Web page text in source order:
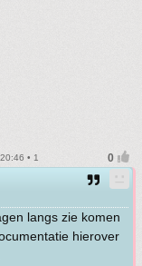
• 1
langs zie komen
hierover